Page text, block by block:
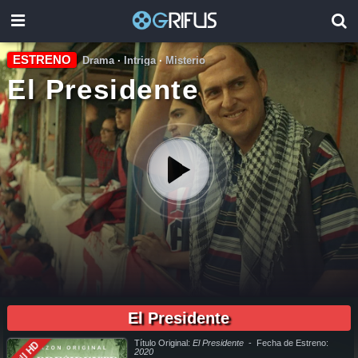
ESTRENO Drama· Intriga·Misterio
El Presidente
latino, pelicula completa El Presidente audio latino, pelicula completa El Presidente audio latino online, como ver El Presidente pelicula completa en español, como ver El Presidente pelicula
completa en español, ver El Presidente pelicula completa en español latino, El Presidente pelicula completa audio latino, El Presidente pelicula completa 2019, El Presidente pelicula completa en
español, El Presidente pelicula completa en español latino, trailer El Presidente, El Presidente trailer, ver trailer El Presidente español, trailer en español El Presidente, El Presidente trailer español
latino, El Presidente descargar torrent gratis, descargar pelicula completa El Presidente hd, descargar El Presidente pelicula completa, descargar El Presidente pelicula completa torrent,
descargar El Presidente pelicula completa utorrent, descargar El Presidente pelicula completa mega, descargar El Presidente pelicula completa gratis, El Presidente descargar pelicula completa
gratis, El Presidente descargar pelicula completa hd, descargar pelicula El Presidente gratis, descargar pelicula El Presidente completa, en Español, en Español Latino, en Latino, ver El
Presidente online ver pelicula, ver estreno El Presidente online, El Presidente online ver, El Presidente ver online, Ver Pelicula El Presidente Español Latino, Pelicula El Presidente Latino Online,
Pelicula El Presidente Español Online, Pelicula El Presidente Subtitulado,
El Presidente
Título Original:El Presidente - Fecha de Estreno:
2020